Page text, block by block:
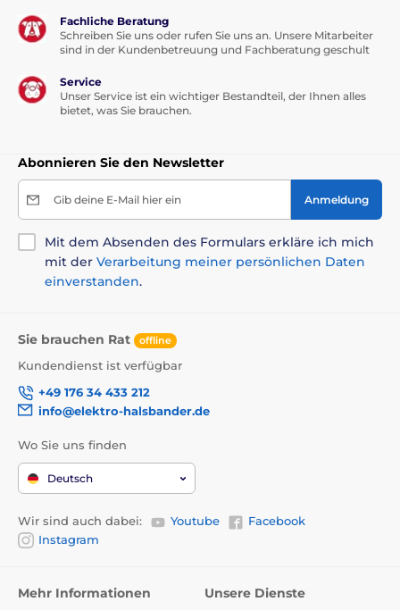
Fachliche Beratung
Schreiben Sie uns oder rufen Sie uns an. Unsere Mitarbeiter
sind in der Kundenbetreuung und Fachberatung geschult
Service
Unser Service ist ein wichtiger Bestandteil, der Ihnen alles
bietet, was Sie brauchen.
Abonnieren Sie den Newsletter
Gib deine E-Mail hier ein Anmeldung
Mit dem Absenden des Formulars erkläre ich mich
mit der Verarbeitung meiner persönlichen Daten
einverstanden.
Sie brauchen Rat offline
Kundendienst ist verfügbar
+49 176 34 433 212
info@elektro-halsbander.de
Wo Sie uns finden
Deutsch
Wir sind auch dabei: Youtube
Facebook
Instagram
Mehr Informationen Unsere Dienste